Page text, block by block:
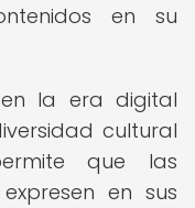
en su
en la era digital
cultural
que las
en sus